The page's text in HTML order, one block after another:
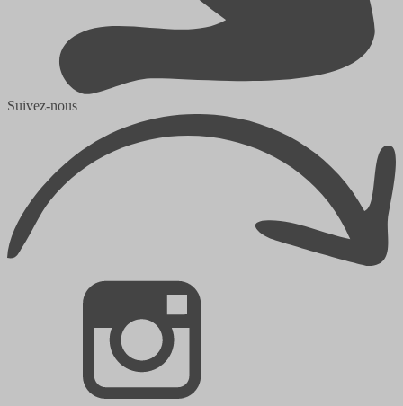
Suivez-nous